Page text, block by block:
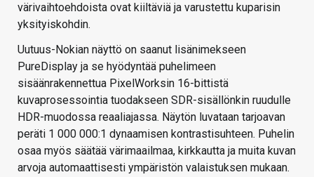
värivaihtoehdoista ovat kiiltäviä ja varustettu kuparisin
yksityiskohdin.
Uutuus-Nokian näyttö on saanut lisänimekseen
PureDisplay ja se hyödyntää puhelimeen
sisäänrakennettua PixelWorksin 16-bittistä
kuvaprosessointia tuodakseen SDR-sisällönkin ruudulle
HDR-muodossa reaaliajassa. Näytön luvataan tarjoavan
peräti 1 000 000:1 dynaamisen kontrastisuhteen. Puhelin
osaa myös säätää värimaailmaa, kirkkautta ja muita kuvan
arvoja automaattisesti ympäristön valaistuksen mukaan.